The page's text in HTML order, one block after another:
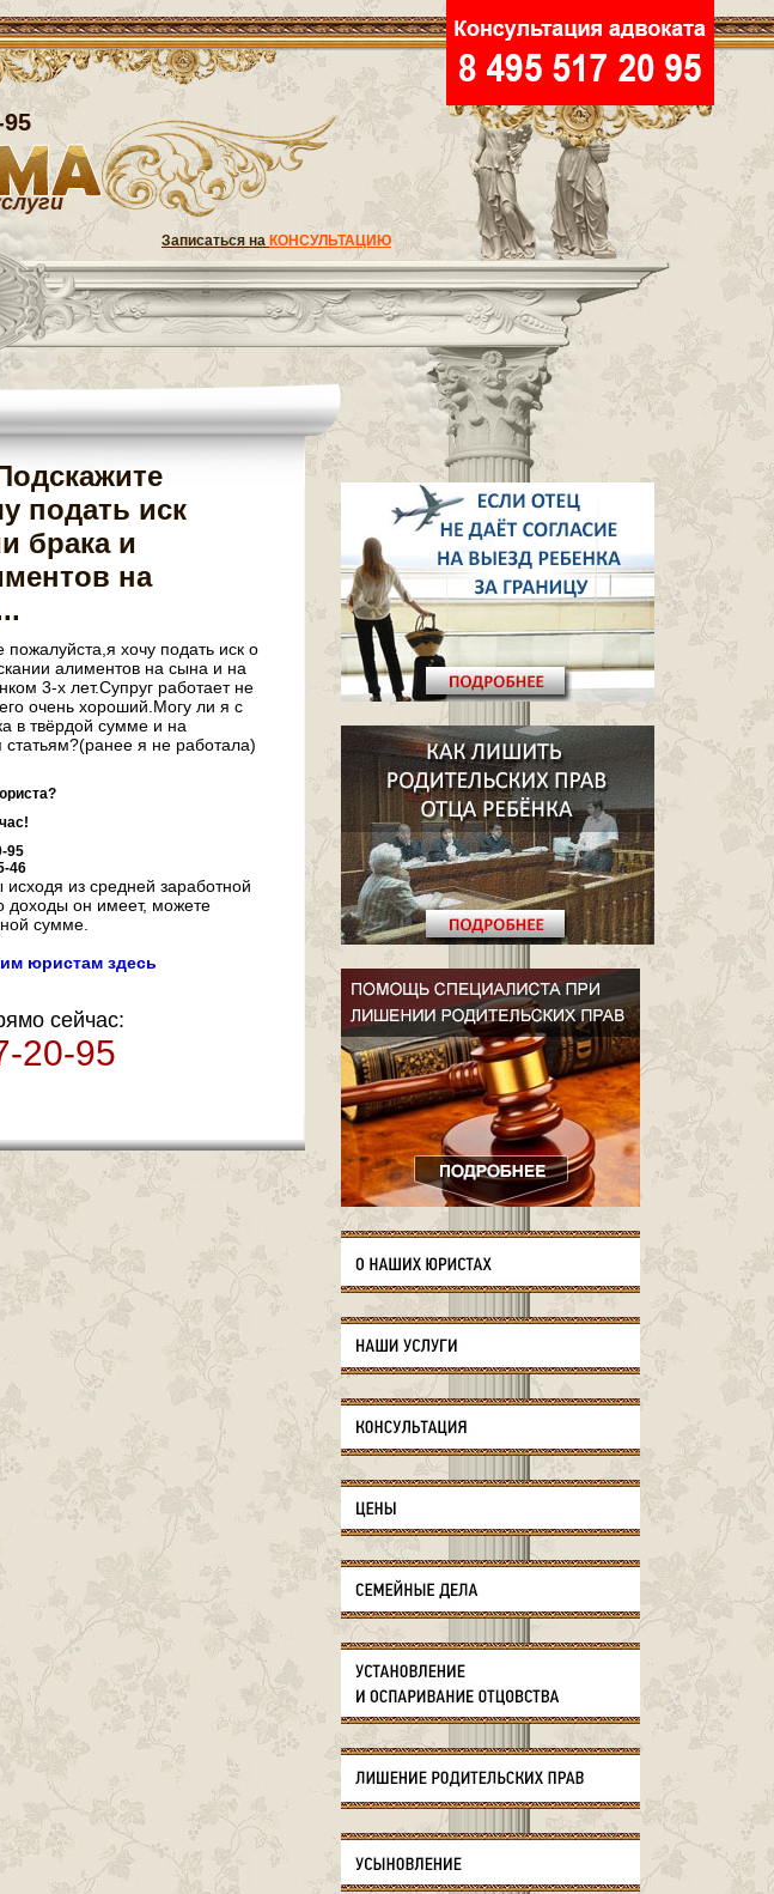
Записаться на КОНСУЛЬТАЦИЮ
подать иск
брака и
на
пожалуйста,я хочу подать иск о
алиментов на сына и на
3-х лет.Супруг работает не
очень хороший.Могу ли я с
в твёрдой сумме и на
статьям?(ранее я не работала)
95
46
из средней заработной
доходы он имеет, можете
сумме.
юристам здесь
сейчас:
20-95